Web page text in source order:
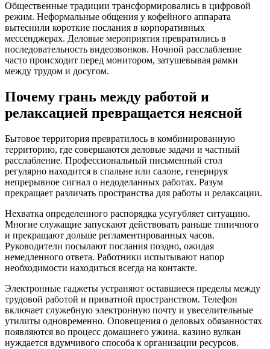
Общественные традиции трансформировались в цифровой
режим. Неформальные общения у кофейного аппарата
вытеснили короткие послания в корпоративных
мессенджерах. Деловые мероприятия превратились в
последовательность видеозвонков. Ночной расслабление
часто происходит перед монитором, затушевывая рамки
между трудом и досугом.
Почему грань между работой и
релаксацией превращается неясной
Бытовое территория превратилось в комбинированную
территорию, где совершаются деловые задачи и частный
расслабление. Профессиональный письменный стол
регулярно находится в спальне или салоне, генерируя
непрерывное сигнал о недоделанных работах. Разум
прекращает различать пространства для работы и релаксации.
Нехватка определенного распорядка усугубляет ситуацию.
Многие служащие запускают действовать раньше типичного
и прекращают дольше регламентированных часов.
Руководители посылают послания поздно, ожидая
немедленного ответа. Работники испытывают напор
необходимости находиться всегда на контакте.
Электронные гаджеты устраняют оставшиеся пределы между
трудовой работой и приватной пространством. Телефон
включает служебную электронную почту и увеселительные
утилиты одновременно. Оповещения о деловых обязанностях
появляются во процесс домашнего ужина. казино вулкан
нуждается вдумчивого способа к организации ресурсов.